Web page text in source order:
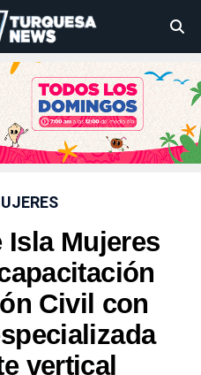
Isla Mujeres
Civil con
vertical